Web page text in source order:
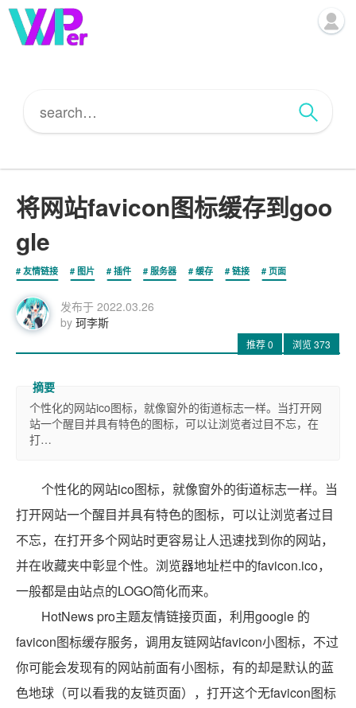
将网站favicon图标缓存到goo
gle
友情链接 图片 插件 服务器 缓存 链接 页面
发布于 2022.03.26
by 珂李斯
推荐0 浏览373
个性化的网站ico图标，就像窗外的街道标志一样。当打开网
站一个醒目并具有特色的图标，可以让浏览者过目不忘，在
打…
个性化的网站ico图标，就像窗外的街道标志一样。当
打开网站一个醒目并具有特色的图标，可以让浏览者过目
不忘，在打开多个网站时更容易让人迅速找到你的网站，
并在收藏夹中彰显个性。浏览器地址栏中的favicon.ico，
一般都是由站点的LOGO简化而来。
HotNews pro主题友情链接页面，利用google 的
favicon图标缓存服务，调用友链网站favicon小图标，不过
你可能会发现有的网站前面有小图标，有的却是默认的蓝
色地球（可以看我的友链页面），打开这个无favicon图标